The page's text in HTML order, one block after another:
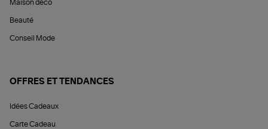
Maison déco
Beauté
Conseil Mode
OFFRES ET TENDANCES
Idées Cadeaux
Carte Cadeau